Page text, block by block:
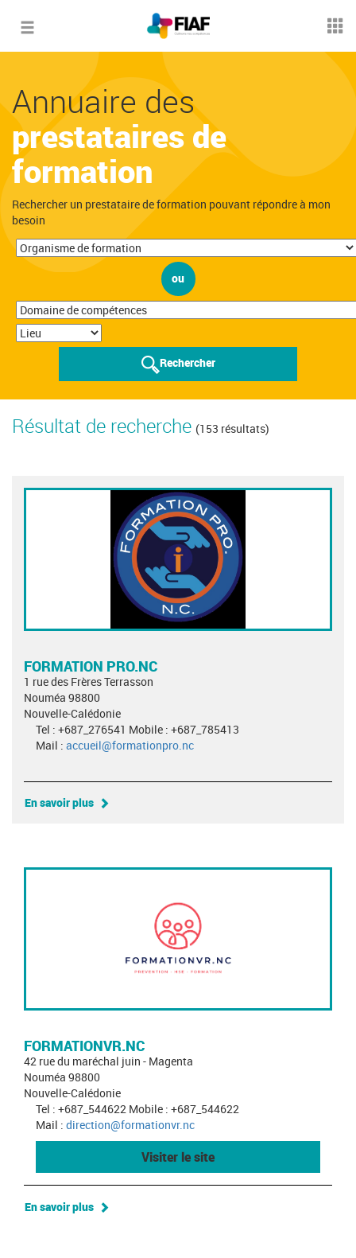
Toggle
Annuaire des
prestataires de
formation
Rechercher un prestataire de formation pouvant répondre à mon
besoin
ou
Rechercher
Résultat de recherche (153 résultats)
FORMATION PRO.NC
1 rue des Frères Terrasson
Nouméa 98800
Nouvelle-Calédonie
Tel : +687_276541 Mobile : +687_785413
Mail : accueil@formationpro.nc
En savoir plus
FORMATIONVR.NC
42 rue du maréchal juin - Magenta
Nouméa 98800
Nouvelle-Calédonie
Tel : +687_544622 Mobile : +687_544622
Mail : direction@formationvr.nc
Visiter le site
En savoir plus